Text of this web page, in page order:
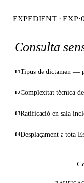
EXPEDIENT ·
Consulta
01 Tipus de dictamen —
02Complexitat tècnica
03Ratificació en sala
04Desplaçament a tota